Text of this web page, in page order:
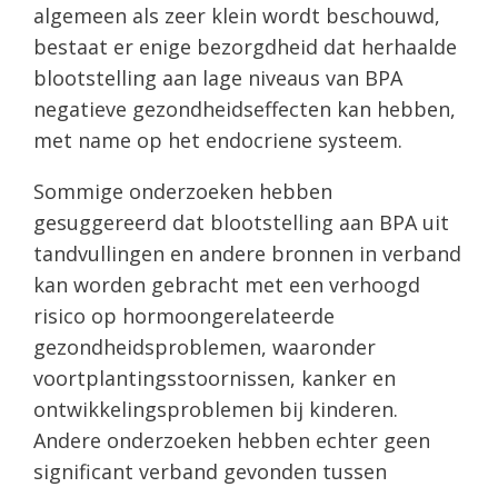
algemeen als zeer klein wordt beschouwd,
bestaat er enige bezorgdheid dat herhaalde
blootstelling aan lage niveaus van BPA
negatieve gezondheidseffecten kan hebben,
met name op het endocriene systeem.
Sommige onderzoeken hebben
gesuggereerd dat blootstelling aan BPA uit
tandvullingen en andere bronnen in verband
kan worden gebracht met een verhoogd
risico op hormoongerelateerde
gezondheidsproblemen, waaronder
voortplantingsstoornissen, kanker en
ontwikkelingsproblemen bij kinderen.
Andere onderzoeken hebben echter geen
significant verband gevonden tussen